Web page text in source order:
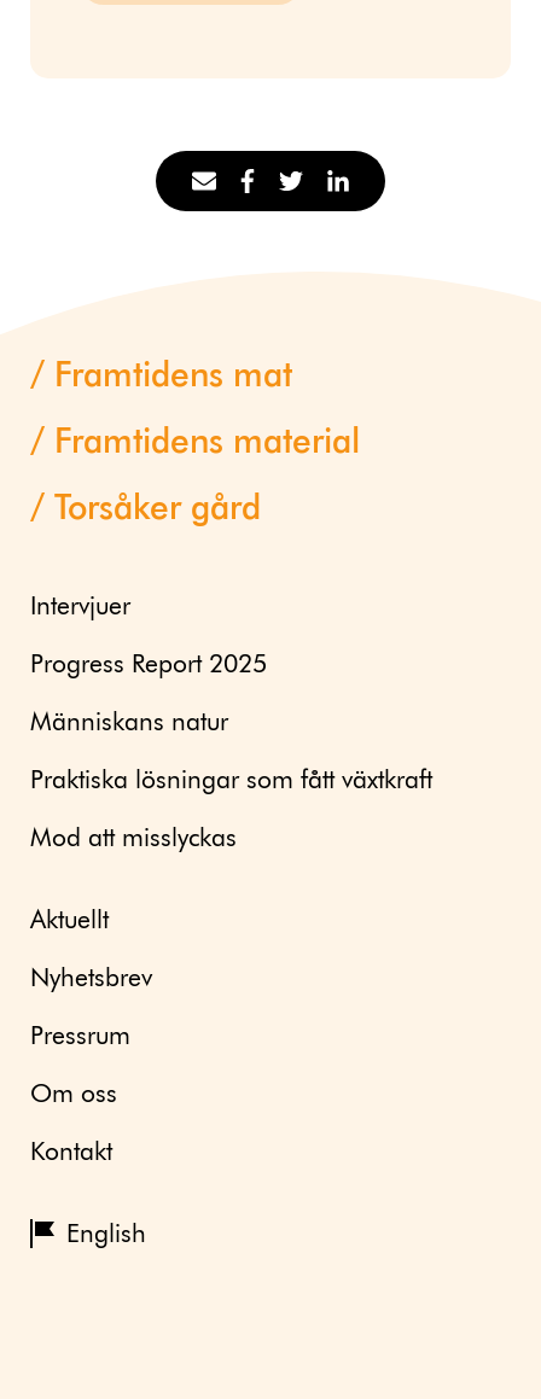
Framtidens mat
Framtidens material
Torsåker gård
Intervjuer
Progress Report 2025
Människans natur
Praktiska lösningar som fått växtkraft
Mod att misslyckas
Aktuellt
Nyhetsbrev
Pressrum
Om oss
Kontakt
English